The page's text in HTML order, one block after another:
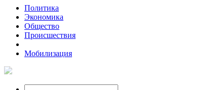
Политика
Экономика
Общество
Происшествия
Мобилизация